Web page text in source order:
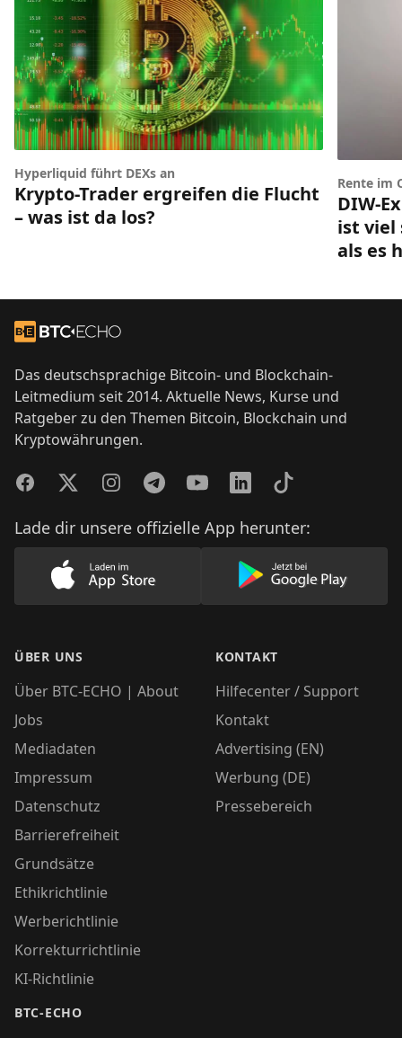
Hyperliquid führt DEXs an
Krypto-Trader ergreifen die Flucht
– was ist da los?
Rente im
DIW-
ist viel
als es
Zur Startseite
Das deutschsprachige Bitcoin- und Blockchain-
Leitmedium seit 2014. Aktuelle News, Kurse und
Ratgeber zu den Themen Bitcoin, Blockchain und
Kryptowährungen.
FacebookTwitterInstagramTelegramYouTubeLinkedInTikTok
Lade dir unsere offizielle App herunter:
Lade unsere App im AppStore herunter
Lade unsere
ÜBER UNS
Über BTC-ECHO | About
Jobs
Mediadaten
Impressum
Datenschutz
Barrierefreiheit
Grundsätze
Ethikrichtlinie
Werberichtlinie
Korrekturrichtlinie
KI-Richtlinie
BTC-ECHO
KONTAKT
Hilfecenter / Support
Kontakt
Advertising (EN)
Werbung (DE)
Pressebereich